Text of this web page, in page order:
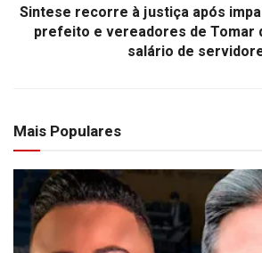
Sintese recorre à justiça após
prefeito e vereadores de Tomar
salário de
Mais Populares